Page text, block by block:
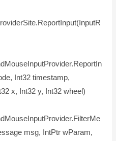
Int32 timestamp,
x, Int32 y, Int32 wheel)
msg, IntPtr wParam,